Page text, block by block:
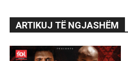
ARTIKUJ TË NGJASHËM